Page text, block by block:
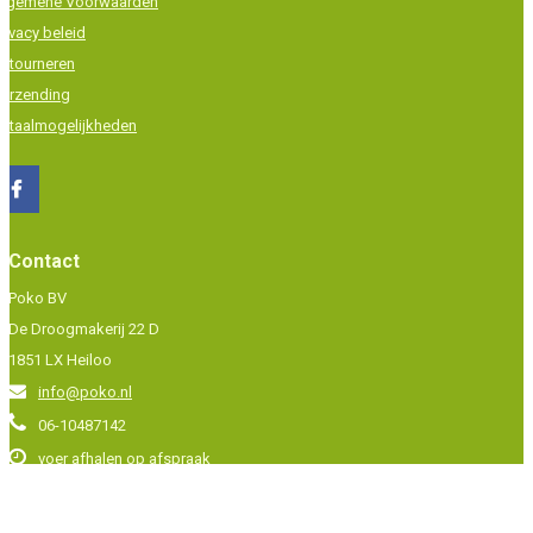
beleid
Contact
Poko BV
De Droogmakerij 22 D
1851 LX Heiloo
info@poko.nl
06-10487142
voer afhalen op afspraak